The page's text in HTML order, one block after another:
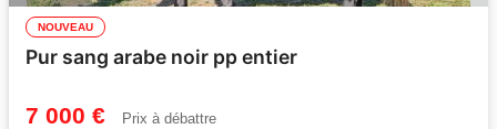
NOUVEAU
Pur sang arabe noir pp entier
7 000 € Prix à débattre